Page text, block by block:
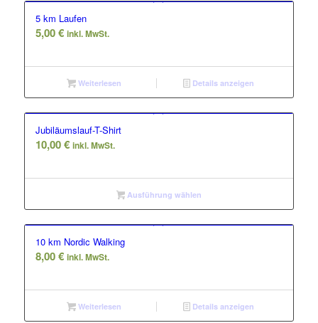
5 km Laufen
5,00€ inkl. MwSt.
Weiterlesen Details anzeigen
Jubiläumslauf-T-Shirt
10,00€ inkl. MwSt.
Ausführung wählen
10 km Nordic Walking
8,00€ inkl. MwSt.
Weiterlesen Details anzeigen